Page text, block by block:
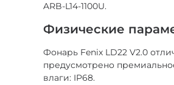
ARB-L14-1100U.
Физические
Фонарь Fenix LD22 V2.0
предусмотрено
влаги: IP68.